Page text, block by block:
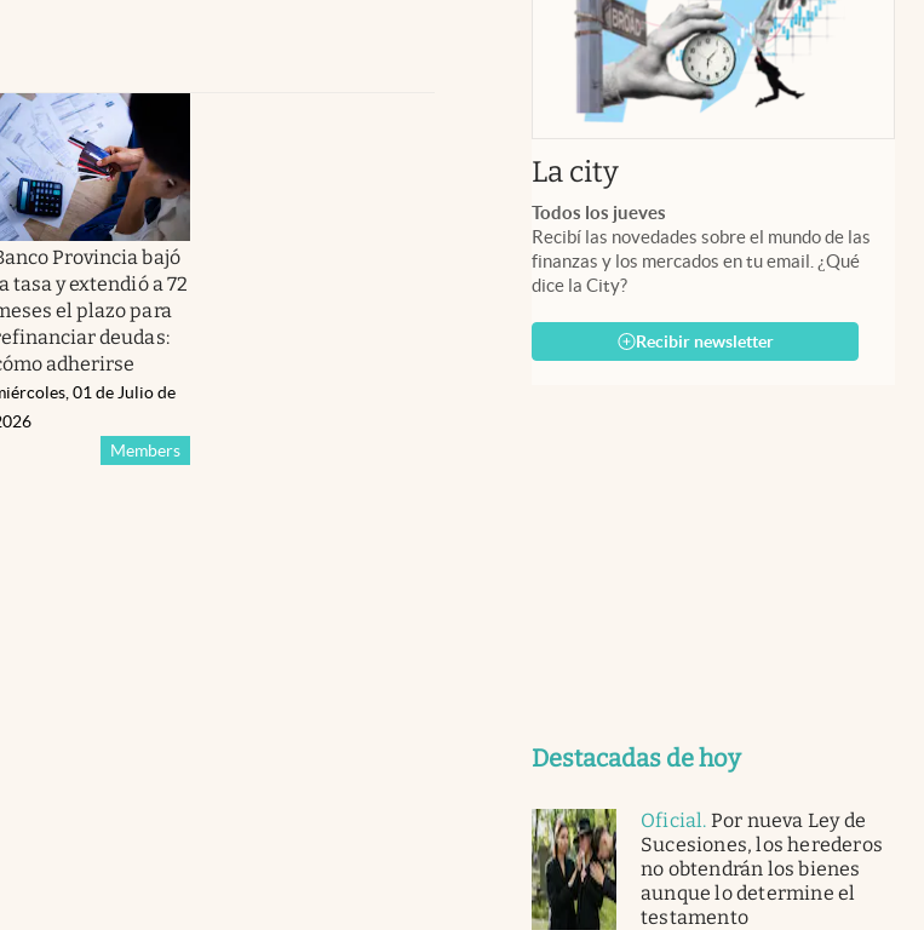
Provincia bajó
tasa y extendió a 72
el plazo para
deudas:
adherirse
Members
01 de Julio de
La cityabre en nueva pestaña
Todos los jueves
Recibí las novedades sobre el mundo de las
finanzas y los mercados en tu email. ¿Qué
dice la City?
Recibir newsletter
Destacadas de hoy
Oficial. Por nueva Ley de
Sucesiones, los herederos
no obtendrán los bienes
aunque lo determine el
testamento